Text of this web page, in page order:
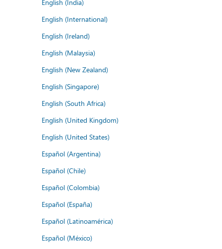
English (India)
English (International)
English (Ireland)
English (Malaysia)
English (New Zealand)
English (Singapore)
English (South Africa)
English (United Kingdom)
English (United States)
Español (Argentina)
Español (Chile)
Español (Colombia)
Español (España)
Español (Latinoamérica)
Español (México)